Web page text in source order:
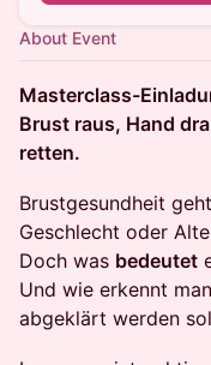
About Event
Masterclass-
Brust raus, Hand
retten.
Brustgesundheit
Geschlecht oder
Doch was bedeutet
Und wie erkennt
abgeklärt werden